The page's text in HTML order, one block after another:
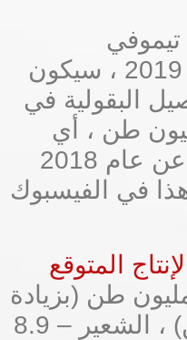
تيموفي
ميلوفانوف ، في عام 2019 ، سيكون
البقولية في
حوالي 74 مليون طن ، أي
في الفيسبوك
الإنتاج المتوقع
28.1 مليون طن (بزيادة
قدرها 3.5 مليون طن) ، الشعير – 8.9